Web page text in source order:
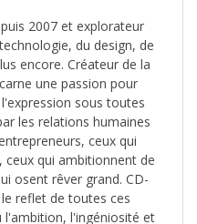
2007 et explorateur
du design, de
encore. Créateur de la
une passion pour
sous toutes
les relations humaines
ceux qui
qui ambitionnent de
osent rêver grand. CD-
reflet de toutes ces
l'ambition, l'ingéniosité et